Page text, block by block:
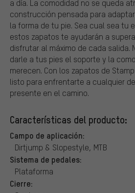
a día. La comodidad no se queda
construcción pensada para
la forma de tu pie. Sea cual sea tu
estos zapatos te ayudarán a
disfrutar al máximo de cada salida.
darle a tus pies el soporte y la
merecen. Con los zapatos de
listo para enfrentarte a cualquier
presente en el camino.
Características del producto:
Campo de aplicación:
Dirtjump & Slopestyle, MTB
Sistema de pedales:
Plataforma
Cierre: